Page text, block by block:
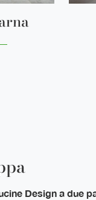
Design a due